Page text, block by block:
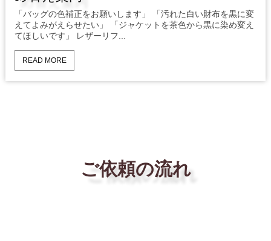
「バッグの色補正をお願いします」 「汚れた白い財布を黒に変
えてよみがえらせたい」 「ジャケットを茶色から黒に染め変え
てほしいです」 レザーリフ...
READ MORE
ご依頼の流れ